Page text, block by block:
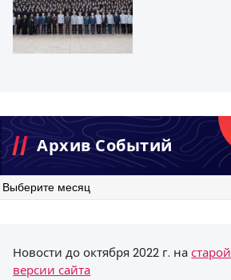
Архив Событий
Новости до октября 2022 г. настарой
версии сайта